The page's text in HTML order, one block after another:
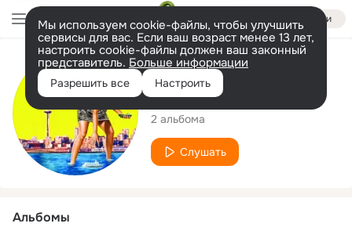
Войти
Мы используем cookie-файлы, чтобы улучшить
сервисы для вас. Если ваш возраст менее 13 лет,
настроить cookie-файлы должен ваш законный
представитель. Больше информации
Разрешить все Настроить
Исполнитель
Ali Wong
2 альбома
Слушать
Альбомы